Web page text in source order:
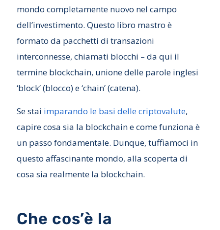
mondo completamente nuovo nel campo
dell’investimento. Questo libro mastro è
formato da pacchetti di transazioni
interconnesse, chiamati blocchi – da qui il
termine blockchain, unione delle parole inglesi
‘block’ (blocco) e ‘chain’ (catena).
Se stai imparando le basi delle criptovalute,
capire cosa sia la blockchain e come funziona è
un passo fondamentale. Dunque, tuffiamoci in
questo affascinante mondo, alla scoperta di
cosa sia realmente la blockchain.
Che cos’è la